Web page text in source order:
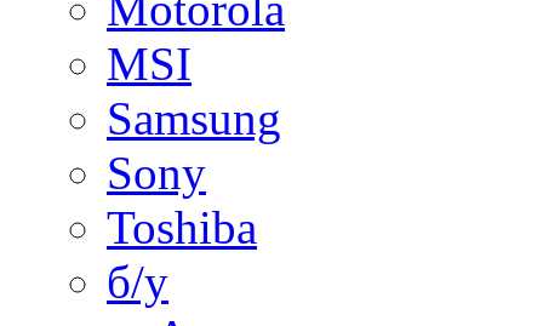
MSI
Samsung
Sony
Toshiba
б/у